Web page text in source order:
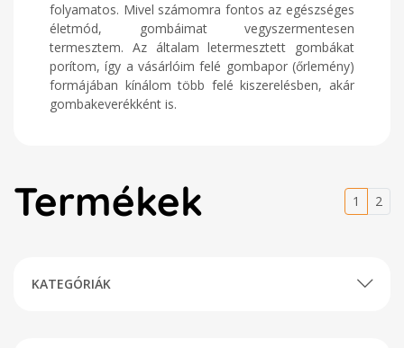
folyamatos. Mivel számomra fontos az egészséges
életmód, gombáimat vegyszermentesen
termesztem. Az általam letermesztett gombákat
porítom, így a vásárlóim felé gombapor (őrlemény)
formájában kínálom több felé kiszerelésben, akár
gombakeverékként is.
Termékek 1 2
KATEGÓRIÁK